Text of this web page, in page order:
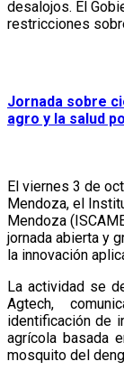
desalojos. El
restricciones
Jornada sobre
agro y la salud
El viernes 3 de
Mendoza, el
Mendoza
jornada abierta y
la innovación
La actividad se
Agtech,
identificación de
agrícola basada
mosquito del